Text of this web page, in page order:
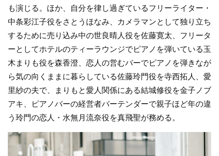
も演じる。ほか、自分を律し過ぎているフリーライター・
中条彩江子役をさとうほなみ、カメラマンとして独り立ち
するために売り込み中の世良晴人役を佐藤寛太、フリータ
ーとしてホテルのティーラウンジでピアノを弾いている玉
木まりも役を森香澄、恋人の営むバーでピアノを弾きなが
ら気の向くままに暮らしている佐藤玲門役を寺西拓人、愛
里紗の夫で、まりもと愛人関係にある結城修役を金子ノブ
アキ、ピアノバーの経営者バーテンダーで親子ほど年の違
う玲門の恋人・水無月流奈役を真飛聖が務める。